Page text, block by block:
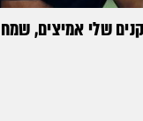
שלי אמיצים,